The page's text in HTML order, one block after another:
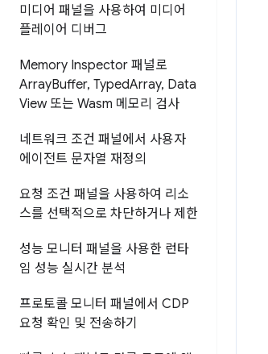
미디어 패널을 사용하여 미디어
플레이어 디버그
Memory Inspector 패널로
ArrayBuffer, TypedArray, Data
View 또는 Wasm 메모리 검사
네트워크 조건 패널에서 사용자
에이전트 문자열 재정의
요청 조건 패널을 사용하여 리소
스를 선택적으로 차단하거나 제한
성능 모니터 패널을 사용한 런타
임 성능 실시간 분석
프로토콜 모니터 패널에서 CDP
요청 확인 및 전송하기